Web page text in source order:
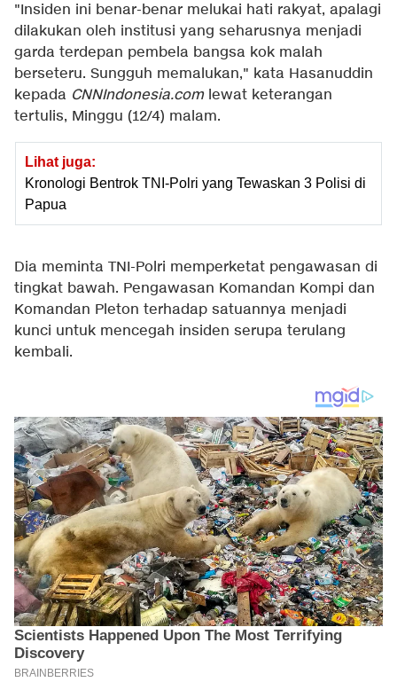
"Insiden ini benar-benar melukai hati rakyat, apalagi
dilakukan oleh institusi yang seharusnya menjadi
garda terdepan pembela bangsa kok malah
berseteru. Sungguh memalukan," kata Hasanuddin
kepada CNNIndonesia.comlewat keterangan
tertulis, Minggu (12/4) malam.
Lihat juga:
Kronologi Bentrok TNI-Polri yang Tewaskan 3 Polisi di
Papua
Dia meminta TNI-Polri memperketat pengawasan di
tingkat bawah. Pengawasan Komandan Kompi dan
Komandan Pleton terhadap satuannya menjadi
kunci untuk mencegah insiden serupa terulang
kembali.